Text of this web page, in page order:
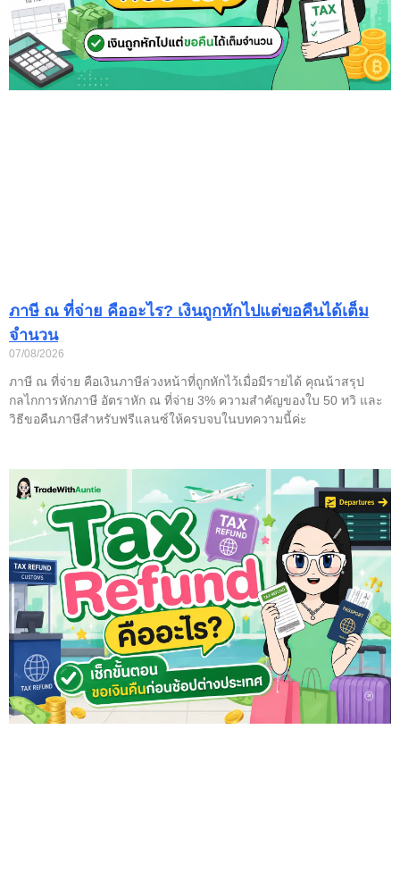
ภาษี ณ ที่จ่าย คืออะไร? เงินถูกหักไปแต่ขอคืนได้เต็ม
จำนวน
07/08/2026
ภาษี ณ ที่จ่าย คือเงินภาษีล่วงหน้าที่ถูกหักไว้เมื่อมีรายได้ คุณน้าสรุป
กลไกการหักภาษี อัตราหัก ณ ที่จ่าย 3% ความสำคัญของใบ 50 ทวิ และ
วิธีขอคืนภาษีสำหรับฟรีแลนซ์ให้ครบจบในบทความนี้ค่ะ